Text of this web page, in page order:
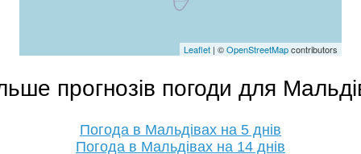
Leaflet | ©OpenStreetMapcontributors
прогнозів погоди для
Погода в Мальдівах на 5 днів
Погода в Мальдівах на 14 днів